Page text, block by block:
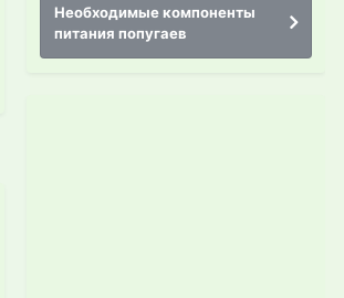
Необходимые компоненты
питания попугаев